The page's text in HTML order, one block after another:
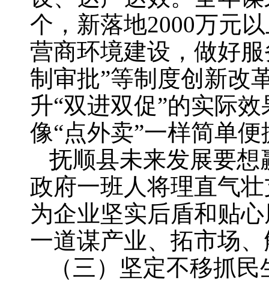
个，新落地2000万元
营商环境建设，做好
制审批”等制度创新改
升“双进双促”的实际
像“点外卖”一样简单便
抚顺县未来发展要
政府一班人将理直气
为企业坚实后盾和贴
一道谋产业、拓市场
（三）坚定不移抓